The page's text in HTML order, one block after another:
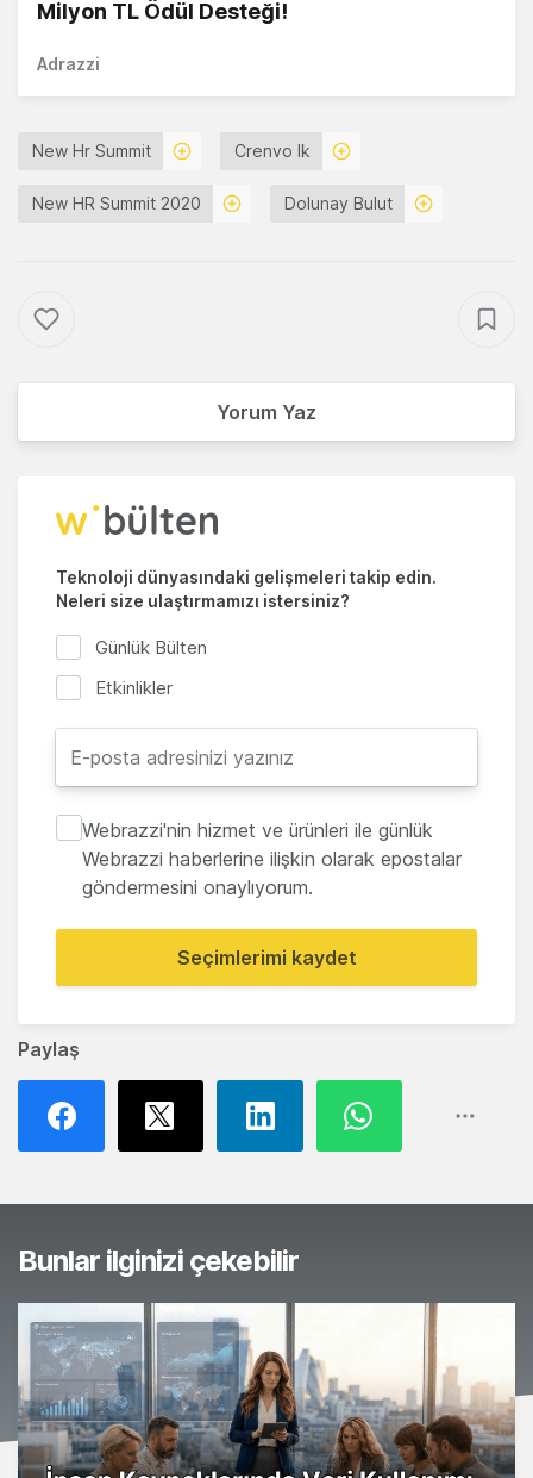
Paylaş
Milyon TL Ödül Desteği!
Adrazzi
New Hr Summit Crenvo Ik
New HR Summit 2020 Dolunay Bulut
Yorum Yaz
Teknoloji dünyasındaki gelişmeleri takip edin.
Neleri size ulaştırmamızı istersiniz?
Günlük Bülten
Etkinlikler
Webrazzi'nin hizmet ve ürünleri ile günlük
Webrazzi haberlerine ilişkin olarak epostalar
göndermesini onaylıyorum.
Seçimlerimi kaydet
Bunlar ilginizi çekebilir